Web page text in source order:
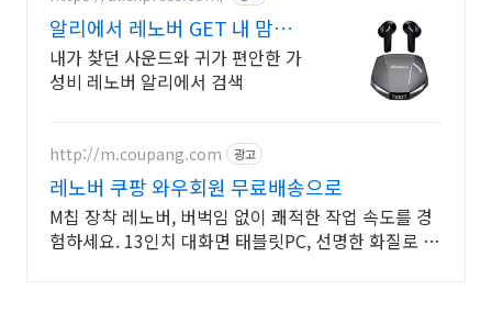
알리에서 레노버 GET 내 맘에
쏙드는 오늘의 특가
내가 찾던 사운드와 귀가 편안한 가
성비 레노버 알리에서 검색
http://m.coupang.com 광고
레노버 쿠팡 와우회원 무료배송으로
M칩 장착 레노버, 버벅임 없이 쾌적한 작업 속도를 경
험하세요. 13인치 대화면 태블릿PC, 선명한 화질로 생